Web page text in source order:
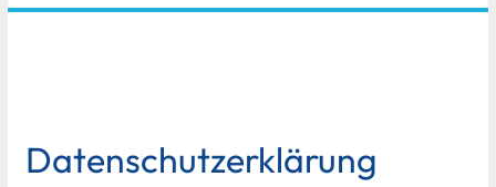
r
Datenschutzerklärung